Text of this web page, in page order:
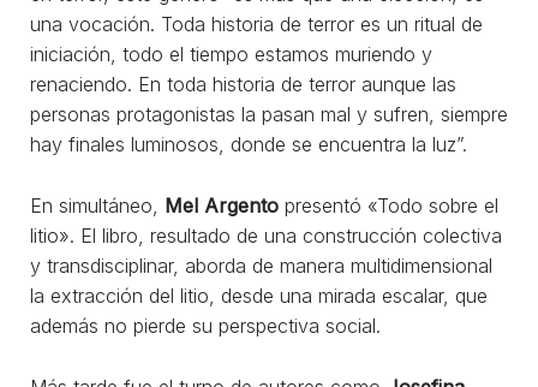
una vocación. Toda historia de terror es un ritual de
iniciación, todo el tiempo estamos muriendo y
renaciendo. En toda historia de terror aunque las
personas protagonistas la pasan mal y sufren, siempre
hay finales luminosos, donde se encuentra la luz”.
En simultáneo, Mel Argento presentó «Todo sobre el
litio». El libro, resultado de una construcción colectiva
y transdisciplinar, aborda de manera multidimensional
la extracción del litio, desde una mirada escalar, que
además no pierde su perspectiva social.